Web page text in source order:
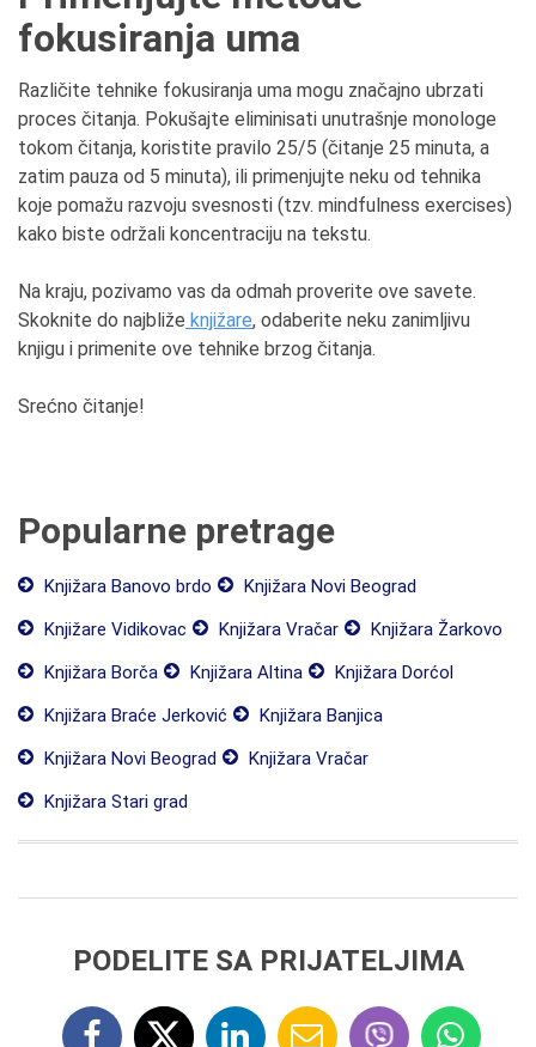
fokusiranja uma
Različite tehnike fokusiranja uma mogu značajno ubrzati
proces čitanja. Pokušajte eliminisati unutrašnje monologe
tokom čitanja, koristite pravilo 25/5 (čitanje 25 minuta, a
zatim pauza od 5 minuta), ili primenjujte neku od tehnika
koje pomažu razvoju svesnosti (tzv. mindfulness exercises)
kako biste održali koncentraciju na tekstu.
Na kraju, pozivamo vas da odmah proverite ove savete.
Skoknite do najbliže knjižare, odaberite neku zanimljivu
knjigu i primenite ove tehnike brzog čitanja.
Srećno čitanje!
Popularne pretrage
Knjižara Banovo brdo
Knjižara Novi Beograd
Knjižare Vidikovac
Knjižara Vračar
Knjižara Žarkovo
Knjižara Borča
Knjižara Altina
Knjižara Dorćol
Knjižara Braće Jerković
Knjižara Banjica
Knjižara Novi Beograd
Knjižara Vračar
Knjižara Stari grad
PODELITE SA PRIJATELJIMA